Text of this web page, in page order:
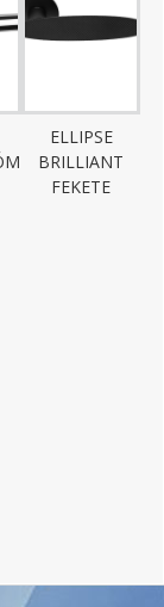
ELLIPSE
BRILLIANT
FEKETE